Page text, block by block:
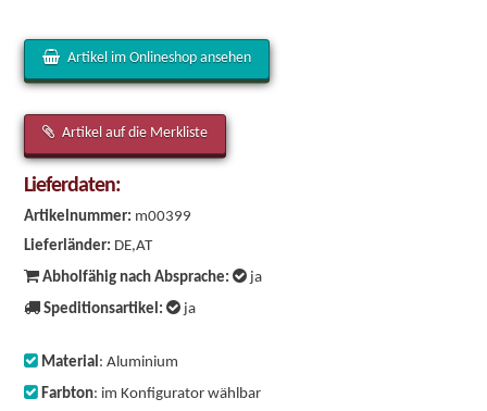
Artikel im Onlineshop ansehen
Artikel auf die Merkliste
Lieferdaten:
Artikelnummer: m00399
Lieferländer: DE,AT
Abholfähig nach Absprache:
ja
Speditionsartikel:
ja
Material: Aluminium
Farbton: im Konfigurator wählbar